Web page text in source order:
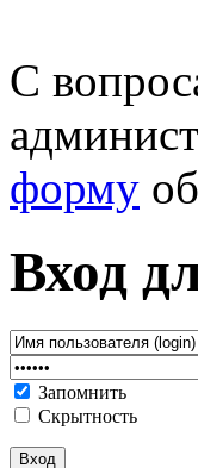
С
форму
Вход
Запомнить
Скрытность